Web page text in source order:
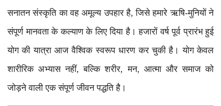
सनातन संस्कृति का वह अमूल्य उपहार है, जिसे हमारे ऋषि-मुनियों ने
संपूर्ण मानवता के कल्याण के लिए दिया है। हजारों वर्ष पूर्व प्रारंभ हुई
योग की यात्रा आज वैश्विक स्वरूप धारण कर चुकी है। योग केवल
शारीरिक अभ्यास नहीं, बल्कि शरीर, मन, आत्मा और समाज को
जोड़ने वाली एक संपूर्ण जीवन पद्धति है।